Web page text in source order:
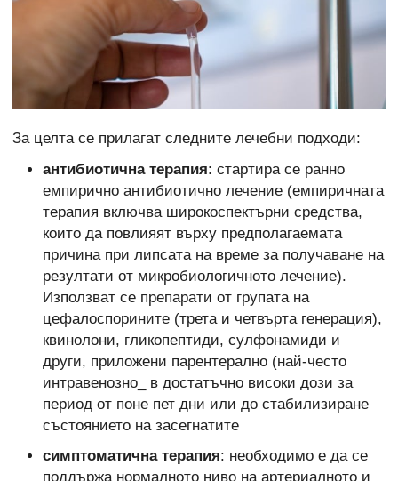
За целта се прилагат следните лечебни подходи:
антибиотична терапия: стартира се ранно
емпирично антибиотично лечение (емпиричната
терапия включва широкоспектърни средства,
които да повлияят върху предполагаемата
причина при липсата на време за получаване на
резултати от микробиологичното лечение).
Използват се препарати от групата на
цефалоспорините (трета и четвърта генерация),
квинолони, гликопептиди, сулфонамиди и
други, приложени парентерално (най-често
интравенозно_ в достатъчно високи дози за
период от поне пет дни или до стабилизиране
състоянието на засегнатите
симптоматична терапия: необходимо е да се
поддържа нормалното ниво на артериалното и